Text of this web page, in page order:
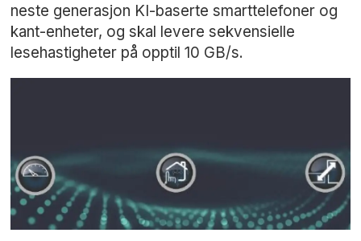
neste generasjon KI-baserte smarttelefoner og
kant-enheter, og skal levere sekvensielle
lesehastigheter på opptil 10 GB/s.